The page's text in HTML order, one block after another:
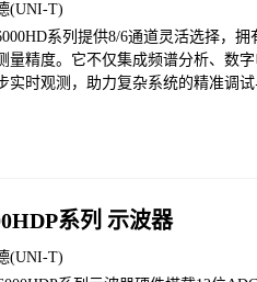
(UNI-T)
系列提供8/6通道灵活选择，
量精度。它不仅集成频谱分析、数
实时观测，助力复杂系统的精准调
系列 示波器
(UNI-T)